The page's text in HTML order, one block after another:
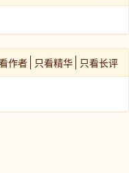
作者 只看精华 只看长评